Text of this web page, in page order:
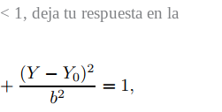
< 1, deja tu respuesta en la